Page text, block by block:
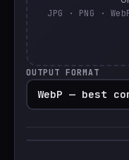
JPG · PNG ·
OUTPUT FORMAT